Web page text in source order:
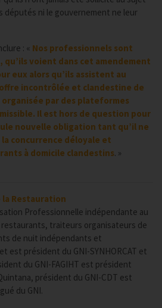
députés ni le gouvernement ne leur
: « Nos professionnels sont
qu’ils voient dans cet amendement
eux alors qu’ils assistent au
incontrôlée et clandestine de
par des plateformes
Il est hors de question pour
nouvelle obligation tant qu’il ne
la concurrence déloyale et
à domicile clandestins. »
la Restauration
Professionnelle indépendante au
traiteurs organisateurs de
de nuit indépendants et
est président du GNI-SYNHORCAT et
du GNI-FAGIHT est président
président du GNI-CDT est
du GNI.